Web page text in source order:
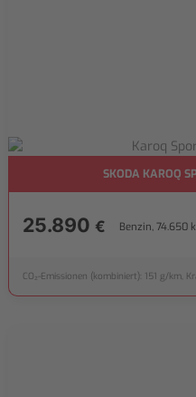
SKODA KAROQ
25.890 € Benzin, 74.650
CO₂-Emissionen (kombiniert): 151 g/